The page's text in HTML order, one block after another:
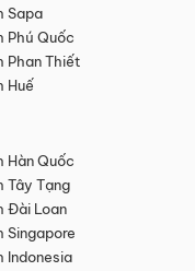
Sapa
Phú Quốc
Phan Thiết
Huế
Hàn Quốc
Tây Tạng
Đài Loan
Singapore
Indonesia